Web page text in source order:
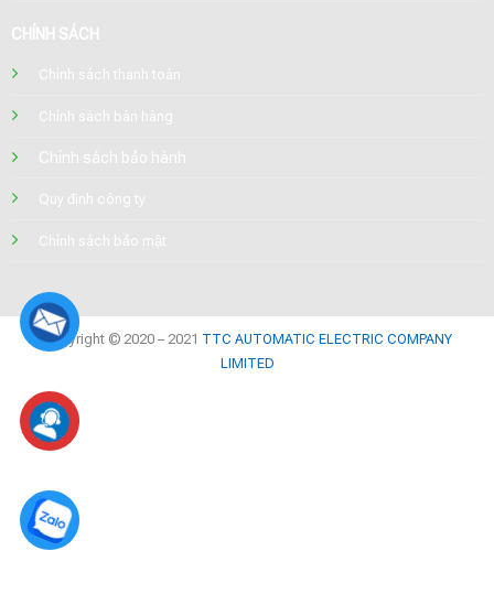
CHÍNH SÁCH
Chính sách thanh toán
Chính sách bán hàng
Chính sách bảo hành
Quy định công ty
Chính sách bảo mật
Copyright © 2020 – 2021 TTC AUTOMATIC ELECTRIC COMPANY
LIMITED